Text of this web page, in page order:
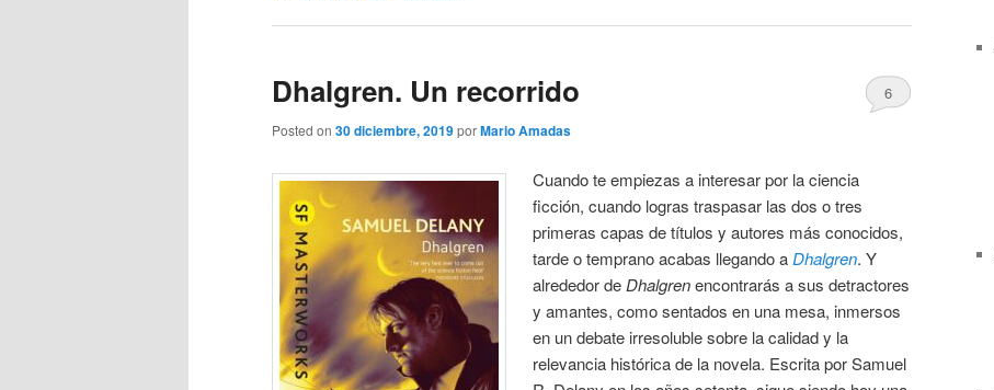
Dhalgren. Un recorrido
Posted on 30 diciembre, 2019porMario Amadas
6
Cuando te empiezas a interesar por la ciencia
ficción, cuando logras traspasar las dos o tres
primeras capas de títulos y autores más conocidos,
tarde o temprano acabas llegando aDhalgren. Y
alrededor de Dhalgrenencontrarás a sus detractores
y amantes, como sentados en una mesa, inmersos
en un debate irresoluble sobre la calidad y la
relevancia histórica de la novela. Escrita por Samuel